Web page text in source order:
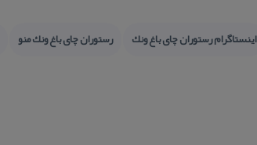
اینستاگرام رستوران چای باغ ونك رستوران چای باغ ونك منو